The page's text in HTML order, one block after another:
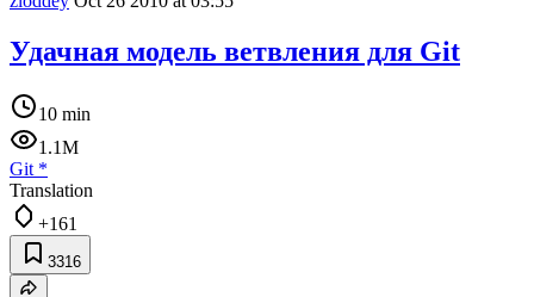
Удачная модель ветвления для Git
10 min
1.1M
Git *
Translation
+161
3316